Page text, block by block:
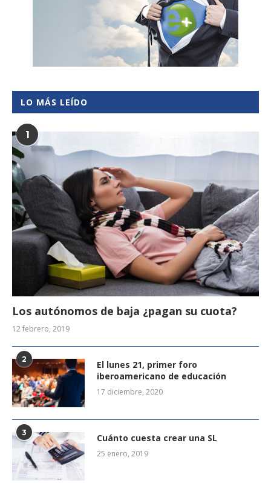
LO MÁS LEÍDO
1
Los autónomos de baja ¿pagan su cuota?
12 febrero, 2019
2
El lunes 21, primer foro
iberoamericano de educación
17 diciembre, 2020
3 Cuánto cuesta crear una SL
25 enero, 2019